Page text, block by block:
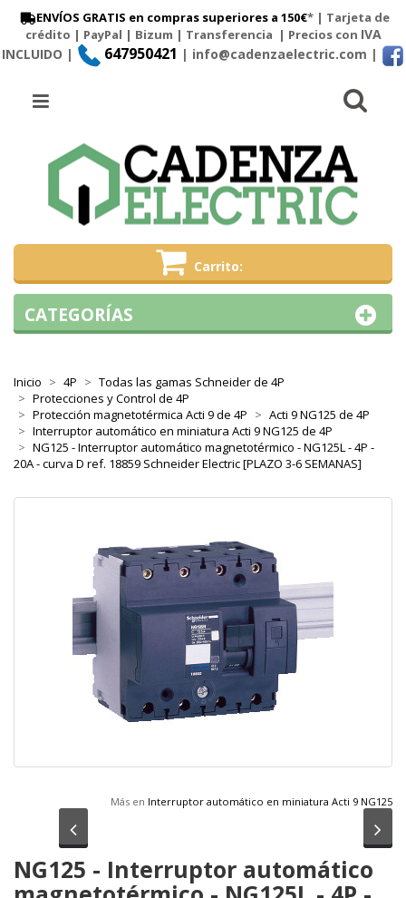
ENVÍOS GRATIS en compras superiores a 150€* | Tarjeta de
crédito | PayPal | Bizum | Transferencia | Precios con IVA
INCLUIDO |
647950421 | info@cadenzaelectric.com |
Carrito
Menú
Inicio 4P
Todas las gamas Schneider de 4P
Protecciones y Control de 4P
Protección magnetotérmica Acti 9 de 4P
Acti 9 NG125 de 4P
Interruptor automático en miniatura Acti 9 NG125 de 4P
NG125 - Interruptor automático magnetotérmico - NG125L - 4P -
20A - curva D ref. 18859 Schneider Electric [PLAZO 3-6 SEMANAS]
Más en Interruptor automático en miniatura Acti 9 NG125
Anterior
NG125 - Interruptor automático
CATEGORÍAS